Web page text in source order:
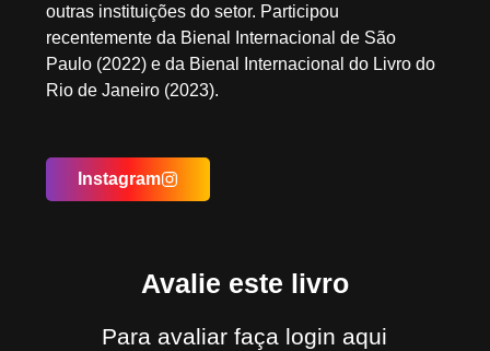
outras instituições do setor. Participou
recentemente da Bienal Internacional de São
Paulo (2022) e da Bienal Internacional do Livro do
Rio de Janeiro (2023).
Instagram
Avalie este livro
Para avaliarfaça login aqui